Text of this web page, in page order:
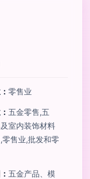
零售业
五金零售,五
室内装饰材料
零售业,批发和零
五金产品、模